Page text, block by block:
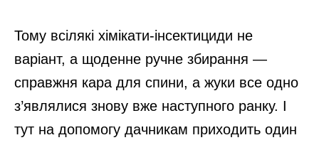
Тому всілякі хімікати-інсектициди не
варіант, а щоденне ручне збирання —
справжня кара для спини, а жуки все одно
з’являлися знову вже наступного ранку. І
тут на допомогу дачникам приходить один